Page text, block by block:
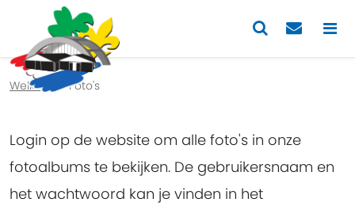
Previous
Welkom Foto's
Login op de website om alle foto's in onze
fotoalbums te bekijken. De gebruikersnaam en
het wachtwoord kan je vinden in het